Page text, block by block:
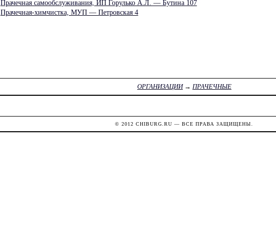
Прачечная самообслуживания, ИП Горулько А.Л. — Бутина 107
Прачечная-химчистка, МУП — Петровская 4
ОРГАНИЗАЦИИ→ ПРАЧЕЧНЫЕ
© 2012CHIBURG.RU — ВСЕ ПРАВА ЗАЩИЩЕНЫ.